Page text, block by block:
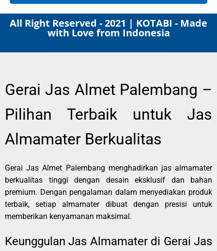
All Right Reserved - 2021 | KOTABI - Made
with Love from Indonesia
Gerai Jas Almet Palembang –
Pilihan Terbaik untuk Jas
Almamater Berkualitas
Gerai Jas Almet Palembang menghadirkan jas almamater
berkualitas tinggi dengan desain eksklusif dan bahan
premium. Dengan pengalaman dalam menyediakan produk
terbaik, setiap almamater dibuat dengan presisi untuk
memberikan kenyamanan maksimal.
Keunggulan Jas Almamater di Gerai Jas